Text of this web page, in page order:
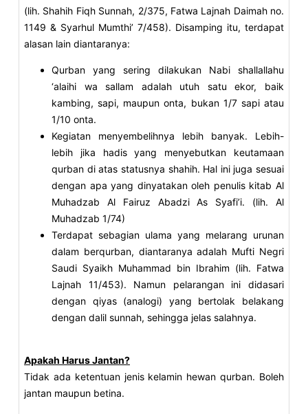
(lih. Shahih Fiqh Sunnah, 2/375, Fatwa Lajnah Daimah no.
1149 & Syarhul Mumthi’ 7/458). Disamping itu, terdapat
alasan lain diantaranya:
Qurban yang sering dilakukan Nabi shallallahu
‘alaihi wa sallam adalah utuh satu ekor, baik
kambing, sapi, maupun onta, bukan 1/7 sapi atau
1/10 onta.
Kegiatan menyembelihnya lebih banyak. Lebih-
lebih jika hadis yang menyebutkan keutamaan
qurban di atas statusnya shahih. Hal ini juga sesuai
dengan apa yang dinyatakan oleh penulis kitab Al
Muhadzab Al Fairuz Abadzi As Syafi’i. (lih. Al
Muhadzab 1/74)
Terdapat sebagian ulama yang melarang urunan
dalam berqurban, diantaranya adalah Mufti Negri
Saudi Syaikh Muhammad bin Ibrahim (lih. Fatwa
Lajnah 11/453). Namun pelarangan ini didasari
dengan qiyas (analogi) yang bertolak belakang
dengan dalil sunnah, sehingga jelas salahnya.
Apakah Harus Jantan?
Tidak ada ketentuan jenis kelamin hewan qurban. Boleh
jantan maupun betina.